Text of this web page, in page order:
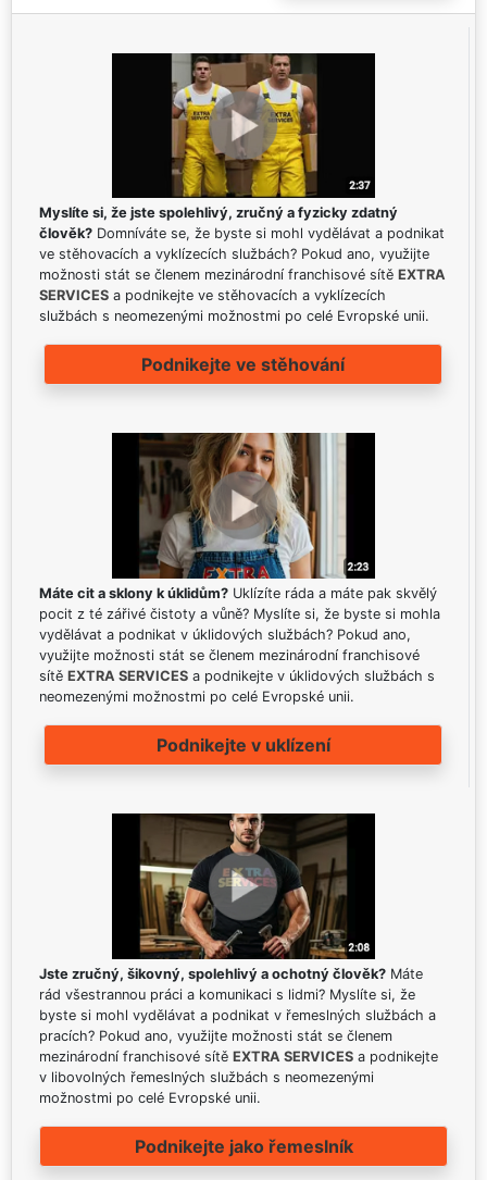
Myslíte si, že jste spolehlivý, zručný a fyzicky zdatný
člověk? Domníváte se, že byste si mohl vydělávat a podnikat
ve stěhovacích a vyklízecích službách? Pokud ano, využijte
možnosti stát se členem mezinárodní franchisové sítě EXTRA
SERVICES a podnikejte ve stěhovacích a vyklízecích
službách s neomezenými možnostmi po celé Evropské unii.
Podnikejte ve stěhování
Máte cit a sklony k úklidům? Uklízíte ráda a máte pak skvělý
pocit z té zářivé čistoty a vůně? Myslíte si, že byste si mohla
vydělávat a podnikat v úklidových službách? Pokud ano,
využijte možnosti stát se členem mezinárodní franchisové
sítě EXTRA SERVICES a podnikejte v úklidových službách s
neomezenými možnostmi po celé Evropské unii.
Podnikejte v uklízení
Jste zručný, šikovný, spolehlivý a ochotný člověk? Máte
rád všestrannou práci a komunikaci s lidmi? Myslíte si, že
byste si mohl vydělávat a podnikat v řemeslných službách a
pracích? Pokud ano, využijte možnosti stát se členem
mezinárodní franchisové sítě EXTRA SERVICES a podnikejte
v libovolných řemeslných službách s neomezenými
možnostmi po celé Evropské unii.
Podnikejte jako řemeslník